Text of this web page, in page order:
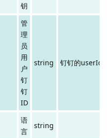
钥
管
理
员
用
户
钉
钉
ID
string 钉钉的userId
语
言
string